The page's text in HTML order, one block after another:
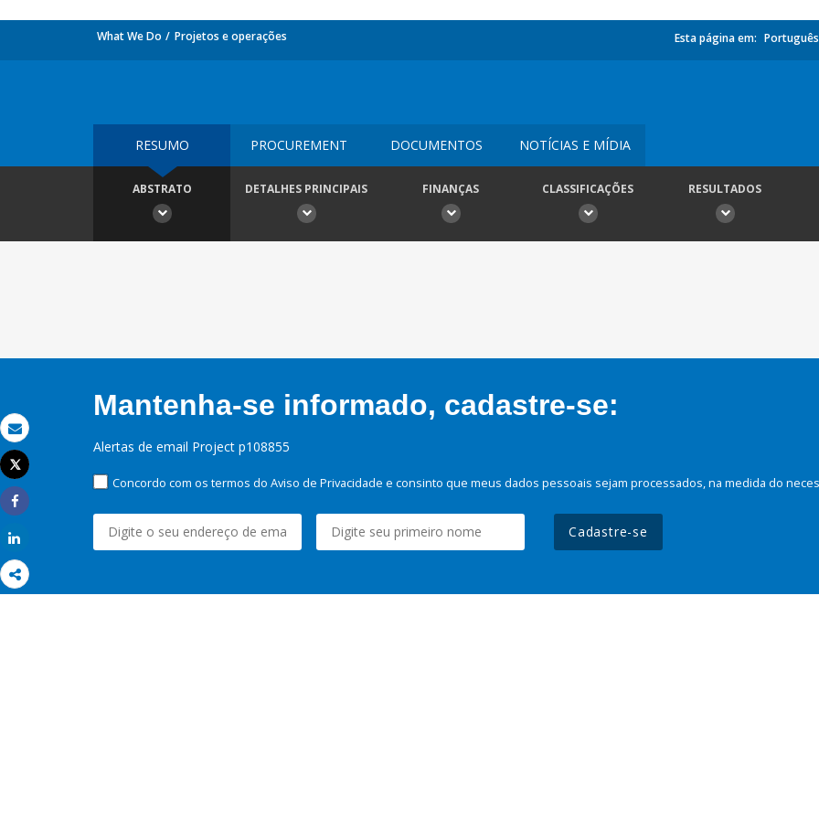
Email
Imprimir
Tweet
Share
What We Do Projetos e operações Esta página em: Português
RESUMO PROCUREMENT DOCUMENTOS NOTÍCIAS E MÍDIA
ABSTRATO DETALHES PRINCIPAIS FINANÇAS CLASSIFICAÇÕES RESULTADOS
Mantenha-se informado, cadastre-se:
Alertas de email Project p108855
Concordo com os termos do Aviso de Privacidade e consinto que meus dados pessoais sejam processados, na medida do
Cadastre-se